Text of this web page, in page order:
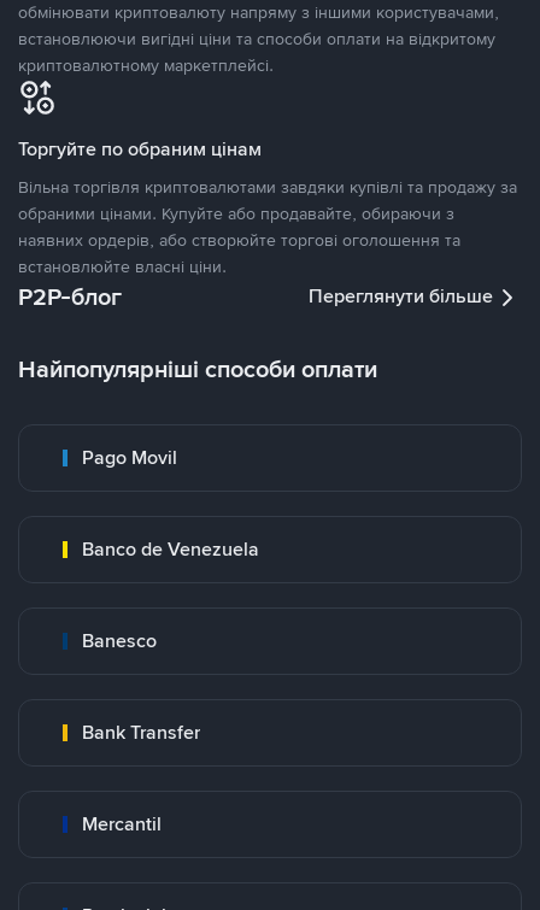
обмінювати криптовалюту напряму з іншими користувачами,
встановлюючи вигідні ціни та способи оплати на відкритому
криптовалютному маркетплейсі.
Торгуйте по обраним цінам
Вільна торгівля криптовалютами завдяки купівлі та продажу за
обраними цінами. Купуйте або продавайте, обираючи з
наявних ордерів, або створюйте торгові оголошення та
встановлюйте власні ціни.
P2P-блог Переглянути більше
Найпопулярніші способи оплати
Pago Movil
Banco de Venezuela
Banesco
Bank Transfer
Mercantil